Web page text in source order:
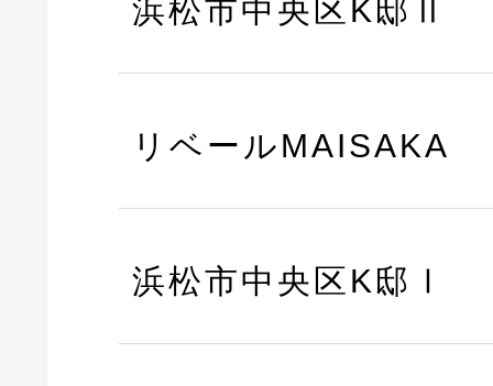
浜松市中央区K邸Ⅱ
リベールMAISAKA
浜松市中央区K邸Ⅰ